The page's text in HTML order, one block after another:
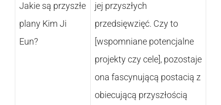
Jakie są przyszłe
plany Kim Ji
Eun?
jej przyszłych
przedsięwzięć. Czy to
[wspomniane potencjalne
projekty czy cele], pozostaje
ona fascynującą postacią z
obiecującą przyszłością